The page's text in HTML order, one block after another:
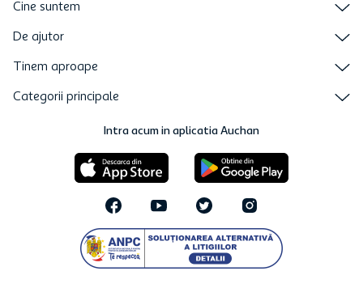
Cine suntem
De ajutor
Tinem aproape
Categorii principale
Intra acum in aplicatia Auchan